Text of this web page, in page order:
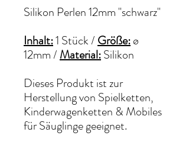
Silikon Perlen 12mm "schwarz"
Inhalt:1 Stück /Größe:ø
12mm/Material:Silikon
Dieses Produkt ist zur
Herstellung von Spielketten,
Kinderwagenketten & Mobiles
für Säuglinge geeignet.